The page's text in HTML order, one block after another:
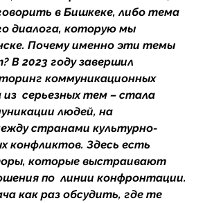
в Бишкеке, либо тема
диалога, которую мы
Почему именно эти темы
В 2023 году завершил
коммуникационных
серьезных тем – стала
людей, на
странами культурно-
конфликтов. Здесь есть
которые выстраивают
по линии конфронтации.
как раз обсудить, где те